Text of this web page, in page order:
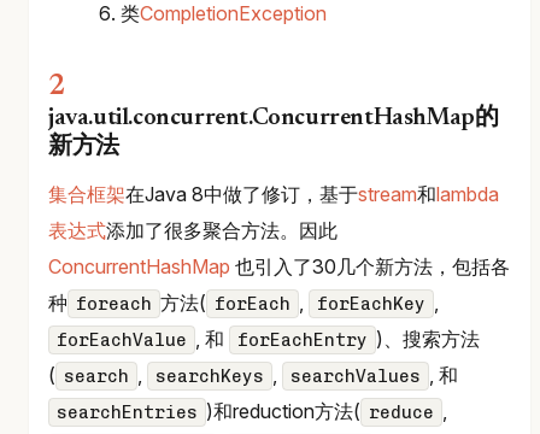
类CompletionException
java.util.concurrent.ConcurrentHashMap的
新方法
集合框架在Java 8中做了修订，基于stream和lambda
表达式添加了很多聚合方法。因此
ConcurrentHashMap 也引入了30几个新方法，包括各
种 foreach 方法( forEach , forEachKey ,
forEachValue , 和 forEachEntry )、搜索方法
( search , searchKeys , searchValues , 和
searchEntries )和reduction方法( reduce ,